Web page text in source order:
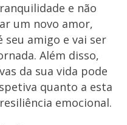
e não
um novo amor,
seu amigo e vai ser
Além disso,
da sua vida pode
quanto a esta
emocional.